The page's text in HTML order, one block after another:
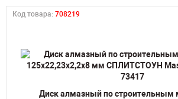
Код товара: 708219
Диск алмазный по строительным